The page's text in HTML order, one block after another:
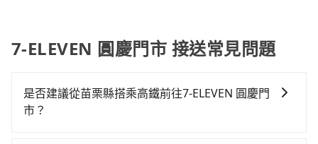
7-ELEVEN 圓慶門市 接送常見問題
是否建議從苗栗縣搭乘高鐵前往7-ELEVEN 圓慶門
市？